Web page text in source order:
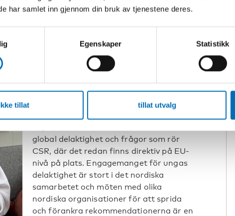
har samlet inn gjennom din bruk av tjenestene deres.
Egenskaper Statistikk
tillat tillat utvalg
enklare att
Övriga rekommendationer handlar om
alltifrån att locka hem unga
till att motverka företags ’greenwashing’.
Lotta Nuominen tror att några
global delaktighet och frågor som rör
CSR, där det redan finns direktiv på EU-
nivå på plats. Engagemanget för ungas
delaktighet är stort i det nordiska
samarbetet och möten med olika
nordiska organisationer för att sprida
och förankra rekommendationerna är en